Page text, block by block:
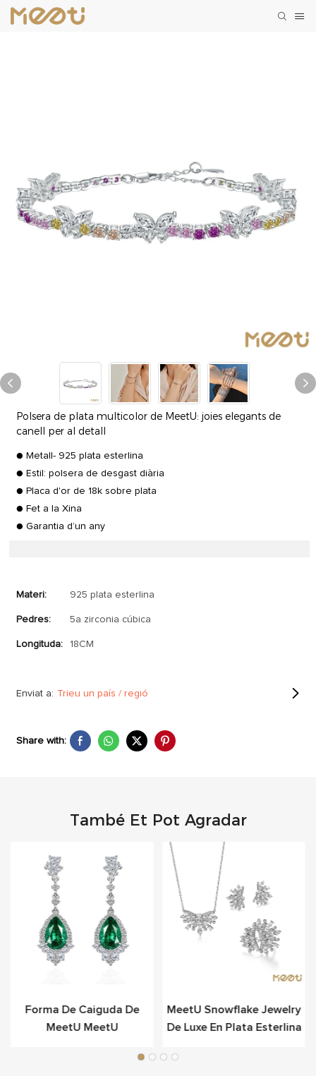
Polsera de plata multicolor de MeetU: joies elegants de
canell per al detall
● Metall- 925 plata esterlina
● Estil: polsera de desgast diària
● Placa d'or de 18k sobre plata
● Fet a la Xina
● Garantia d’un any
Materi: 925 plata esterlina
Pedres: 5a zirconia cúbica
Longituda: 18CM
Enviat a: Trieu un país / regió
Share with:
També Et Pot Agradar
Forma De Caiguda De
MeetU MeetU
MeetU Snowflake Jewelry
De Luxe En Plata Esterlina